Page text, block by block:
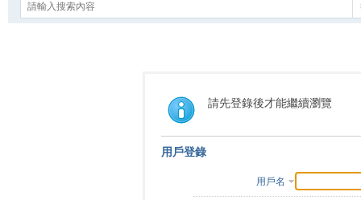
請先登錄後才能繼續瀏覽
用戶登錄
用戶名